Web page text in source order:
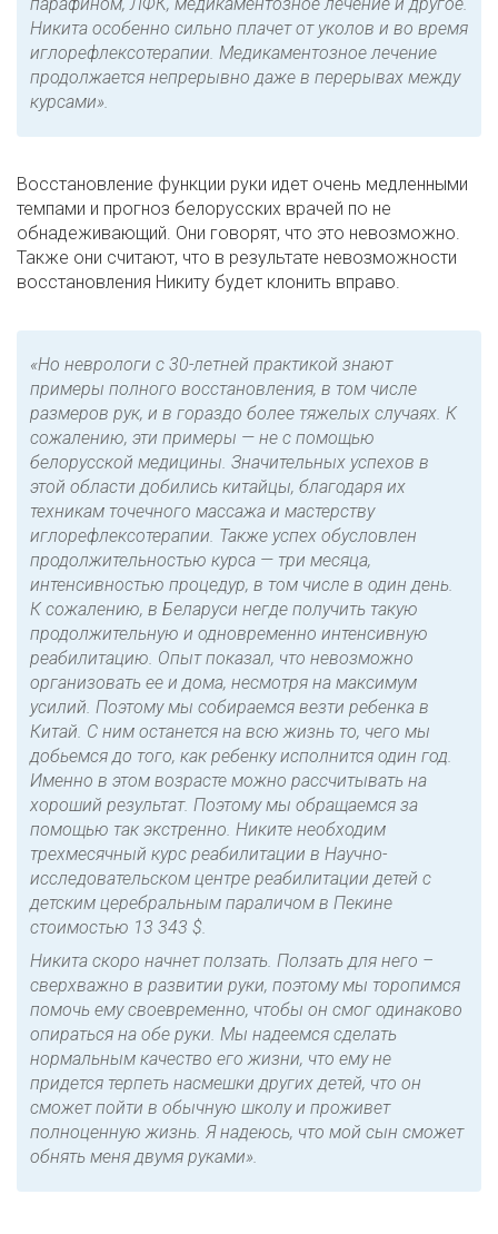
парафином, ЛФК, медикаментозное лечение и другое.
Никита особенно сильно плачет от уколов и во время
иглорефлексотерапии. Медикаментозное лечение
продолжается непрерывно даже в перерывах между
курсами».
Восстановление функции руки идет очень медленными
темпами и прогноз белорусских врачей по не
обнадеживающий. Они говорят, что это невозможно.
Также они считают, что в результате невозможности
восстановления Никиту будет клонить вправо.
«Но неврологи с 30-летней практикой знают
примеры полного восстановления, в том числе
размеров рук, и в гораздо более тяжелых случаях. К
сожалению, эти примеры — не с помощью
белорусской медицины. Значительных успехов в
этой области добились китайцы, благодаря их
техникам точечного массажа и мастерству
иглорефлексотерапии. Также успех обусловлен
продолжительностью курса — три месяца,
интенсивностью процедур, в том числе в один день.
К сожалению, в Беларуси негде получить такую
продолжительную и одновременно интенсивную
реабилитацию. Опыт показал, что невозможно
организовать ее и дома, несмотря на максимум
усилий. Поэтому мы собираемся везти ребенка в
Китай. С ним останется на всю жизнь то, чего мы
добьемся до того, как ребенку исполнится один год.
Именно в этом возрасте можно рассчитывать на
хороший результат. Поэтому мы обращаемся за
помощью так экстренно. Никите необходим
трехмесячный курс реабилитации в Научно-
исследовательском центре реабилитации детей с
детским церебральным параличом в Пекине
стоимостью 13 343 $.
Никита скоро начнет ползать. Ползать для него –
сверхважно в развитии руки, поэтому мы торопимся
помочь ему своевременно, чтобы он смог одинаково
опираться на обе руки. Мы надеемся сделать
нормальным качество его жизни, что ему не
придется терпеть насмешки других детей, что он
сможет пойти в обычную школу и проживет
полноценную жизнь. Я надеюсь, что мой сын сможет
обнять меня двумя руками».